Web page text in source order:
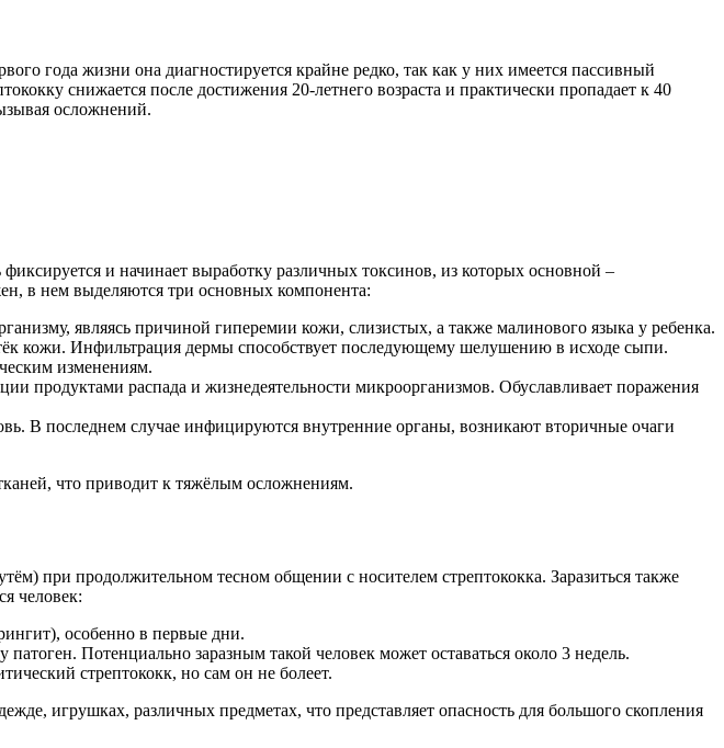
года жизни она диагностируется крайне редко, так как у них имеется пассивный
снижается после достижения 20-летнего возраста и практически пропадает к 40
осложнений.
и начинает выработку различных токсинов, из которых основной –
в нем выделяются три основных компонента:
являясь причиной гиперемии кожи, слизистых, а также малинового языка у ребенка.
кожи. Инфильтрация дермы способствует последующему шелушению в исходе сыпи.
изменениям.
продуктами распада и жизнедеятельности микроорганизмов. Обуславливает поражения
В последнем случае инфицируются внутренние органы, возникают вторичные очаги
что приводит к тяжёлым осложнениям.
при продолжительном тесном общении с носителем стрептококка. Заразиться также
человек:
особенно в первые дни.
Потенциально заразным такой человек может оставаться около 3 недель.
стрептококк, но сам он не болеет.
игрушках, различных предметах, что представляет опасность для большого скопления